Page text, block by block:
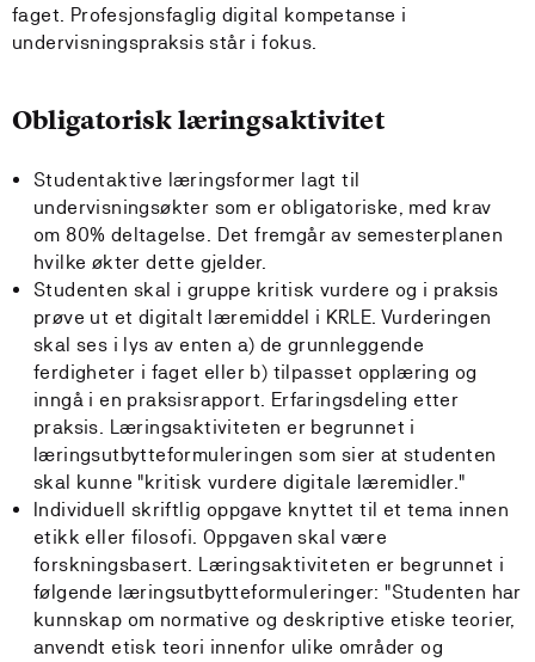
faget. Profesjonsfaglig digital kompetanse i
undervisningspraksis står i fokus.
Obligatorisk læringsaktivitet
Studentaktive læringsformer lagt til
undervisningsøkter som er obligatoriske, med krav
om 80% deltagelse. Det fremgår av semesterplanen
hvilke økter dette gjelder.
Studenten skal i gruppe kritisk vurdere og i praksis
prøve ut et digitalt læremiddel i KRLE. Vurderingen
skal ses i lys av enten a) de grunnleggende
ferdigheter i faget eller b) tilpasset opplæring og
inngå i en praksisrapport. Erfaringsdeling etter
praksis. Læringsaktiviteten er begrunnet i
læringsutbytteformuleringen som sier at studenten
skal kunne "kritisk vurdere digitale læremidler."
Individuell skriftlig oppgave knyttet til et tema innen
etikk eller filosofi. Oppgaven skal være
forskningsbasert. Læringsaktiviteten er begrunnet i
følgende læringsutbytteformuleringer: "Studenten har
kunnskap om normative og deskriptive etiske teorier,
anvendt etisk teori innenfor ulike områder og